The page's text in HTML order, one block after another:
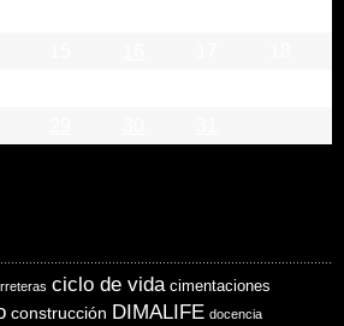
ciclo de vida cimentaciones
construcción DIMALIFE docencia